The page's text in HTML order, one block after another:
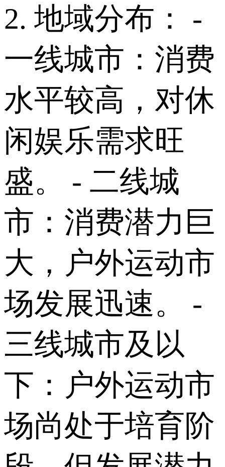
2. 地域分布： -
一线城市：消费
水平较高，对休
闲娱乐需求旺
盛。 - 二线城
市：消费潜力巨
大，户外运动市
场发展迅速。 -
三线城市及以
下：户外运动市
场尚处于培育阶